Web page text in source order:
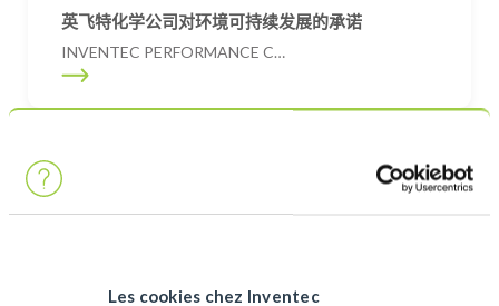
Les cookies chez Inventec
英飞特化学公司对环境可持续发展的承诺
INVENTEC PERFORMANCE C…